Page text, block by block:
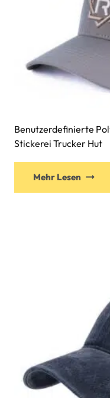
Benutzerdefinierte
Stickerei Trucker Hut
Mehr Lesen